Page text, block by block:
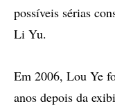
possíveis sérias
Li Yu.
Em 2006, Lou Ye
anos depois da